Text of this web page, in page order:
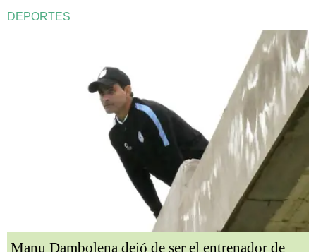
DEPORTES
Manu Dambolena dejó de ser el entrenador de